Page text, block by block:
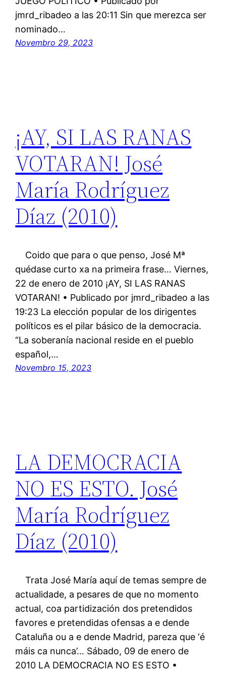
jmrd_ribadeo a las 20:11 Sin que merezca ser
nominado…
Novembro 29, 2023
¡AY, SI LAS RANAS
VOTARAN! José
María Rodríguez
Díaz (2010)
Coido que para o que penso, José Mª
quédase curto xa na primeira frase… Viernes,
22 de enero de 2010 ¡AY, SI LAS RANAS
VOTARAN! • Publicado por jmrd_ribadeo a las
19:23 La elección popular de los dirigentes
políticos es el pilar básico de la democracia.
“La soberanía nacional reside en el pueblo
español,…
Novembro 15, 2023
LA DEMOCRACIA
NO ES ESTO. José
María Rodríguez
Díaz (2010)
Trata José María aquí de temas sempre de
actualidade, a pesares de que no momento
actual, coa partidización dos pretendidos
favores e pretendidas ofensas a e dende
Cataluña ou a e dende Madrid, pareza que ‘é
máis ca nunca’… Sábado, 09 de enero de
2010 LA DEMOCRACIA NO ES ESTO •